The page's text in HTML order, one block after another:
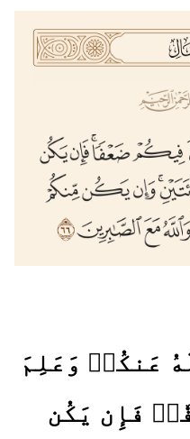
عَنكُمۡ وَعَلِمَ
فَإِن يَكُن